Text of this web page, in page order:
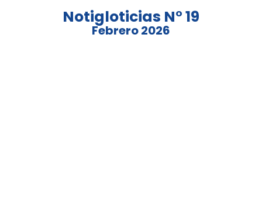
Notigloticias N° 19
Febrero 2026